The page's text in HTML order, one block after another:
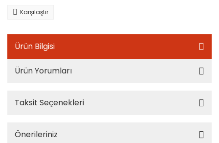
Karşılaştır
Ürün Bilgisi
Ürün Yorumları
Taksit Seçenekleri
Önerileriniz